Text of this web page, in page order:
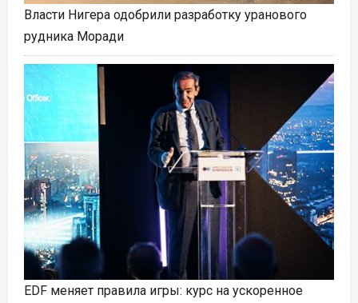
Власти Нигера одобрили разработку уранового
рудника Моради
EDF меняет правила игры: курс на ускоренное